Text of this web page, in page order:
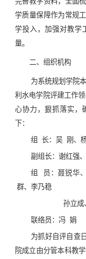
学质量保障作为常规
学投入，加强对教学
量。
二、组织机构
为系统规划学院
利水电学院评建工作
心协力，狠抓落实，
下：
组 长：吴 刚、
副组长：谢红强
组 员：聂锐华
群、李乃稳
孙立成
联络员：冯 娟
为抓好自评自查
院成立由分管本科教